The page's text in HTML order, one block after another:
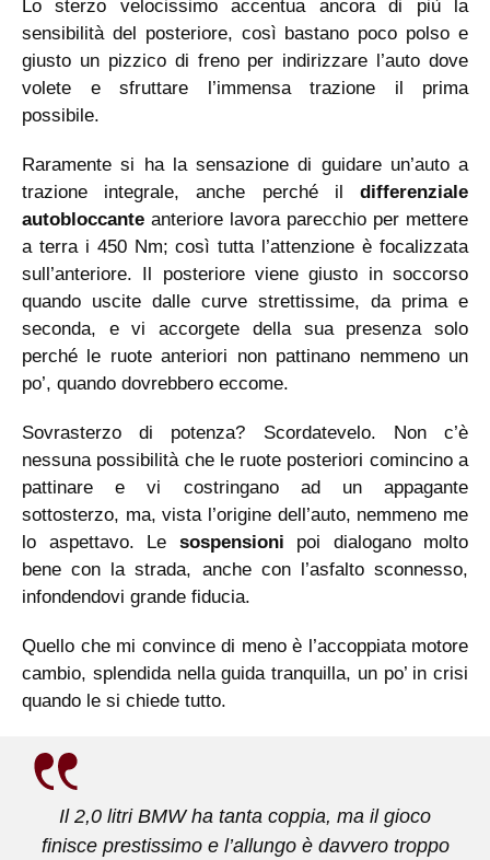
Lo sterzo velocissimo accentua ancora di più la
sensibilità del posteriore, così bastano poco polso e
giusto un pizzico di freno per indirizzare l’auto dove
volete e sfruttare l’immensa trazione il prima
possibile.
Raramente si ha la sensazione di guidare un’auto a
trazione integrale, anche perché il differenziale
autobloccante anteriore lavora parecchio per mettere
a terra i 450 Nm; così tutta l’attenzione è focalizzata
sull’anteriore. Il posteriore viene giusto in soccorso
quando uscite dalle curve strettissime, da prima e
seconda, e vi accorgete della sua presenza solo
perché le ruote anteriori non pattinano nemmeno un
po’, quando dovrebbero eccome.
Sovrasterzo di potenza? Scordatevelo. Non c’è
nessuna possibilità che le ruote posteriori comincino a
pattinare e vi costringano ad un appagante
sottosterzo, ma, vista l’origine dell’auto, nemmeno me
lo aspettavo. Le sospensioni poi dialogano molto
bene con la strada, anche con l’asfalto sconnesso,
infondendovi grande fiducia.
Quello che mi convince di meno è l’accoppiata motore
cambio, splendida nella guida tranquilla, un po’ in crisi
quando le si chiede tutto.
Il 2,0 litri BMW ha tanta coppia, ma il gioco
finisce prestissimo e l’allungo è davvero troppo